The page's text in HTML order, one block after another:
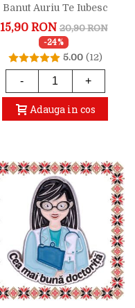
Banut Auriu Te Iubesc
Mama
15,90 RON 20,90 RON
-24%
5.00 (12)
- +
Adauga in cos